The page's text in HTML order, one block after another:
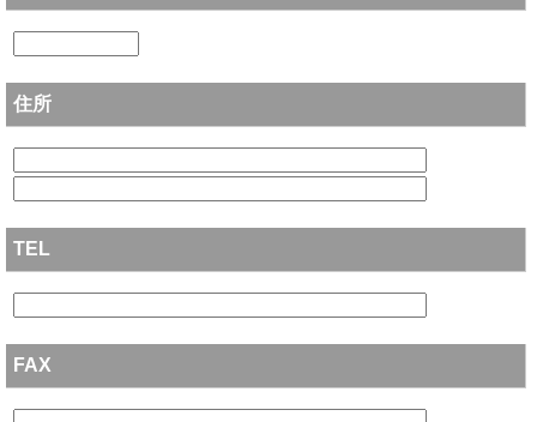
住所
TEL
FAX